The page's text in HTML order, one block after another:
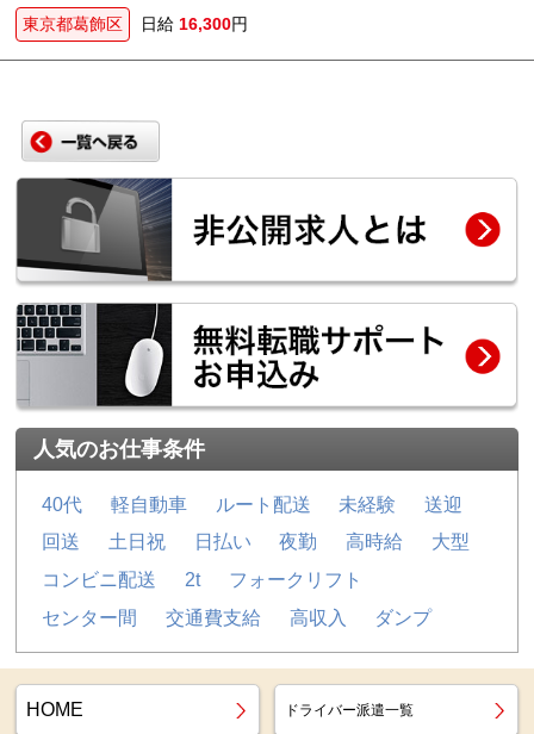
東京都葛飾区 日給 16,300円
人気のお仕事条件
40代 軽自動車 ルート配送 未経験
送迎
回送
土日祝 日払い 夜勤 高時給
大型
コンビニ配送
2t
フォークリフト
センター間
交通費支給 高収入 ダンプ
HOME ドライバー派遣一覧